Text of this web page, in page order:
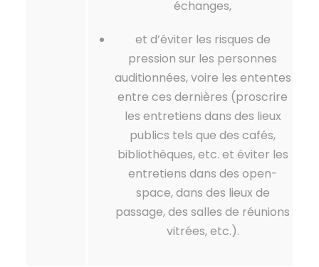
échanges,
et d’éviter les risques de
pression sur les personnes
auditionnées, voire les ententes
entre ces dernières (proscrire
les entretiens dans des lieux
publics tels que des cafés,
bibliothèques, etc. et éviter les
entretiens dans des open-
space, dans des lieux de
passage, des salles de réunions
vitrées, etc.).